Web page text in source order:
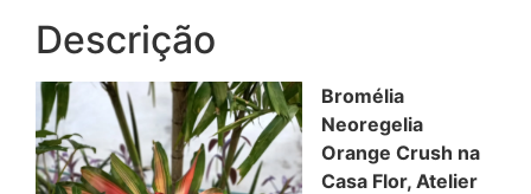
Descrição
Bromélia
Neoregelia
Orange Crush na
Casa Flor, Atelier